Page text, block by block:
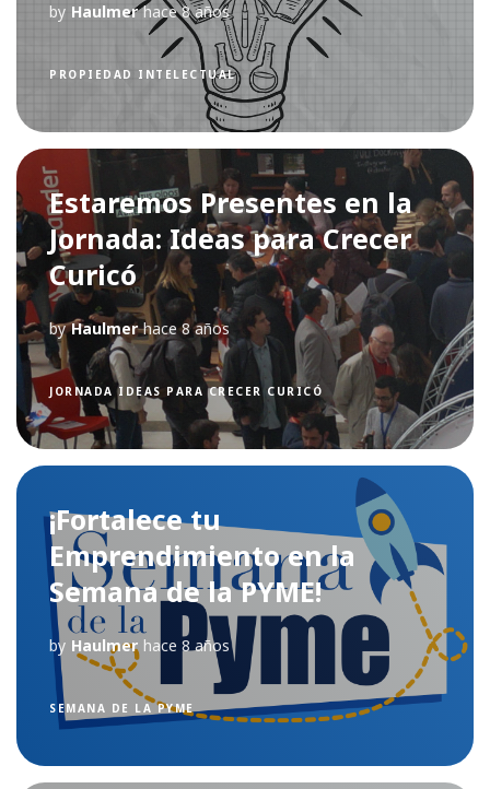
by Haulmer hace 8 años
PROPIEDAD INTELECTUAL
Estaremos Presentes en la
Jornada: Ideas para Crecer
Curicó
by Haulmer hace 8 años
JORNADA IDEAS PARA CRECER CURICÓ
¡Fortalece tu
Emprendimiento en la
Semana de la PYME!
by Haulmer hace 8 años
SEMANA DE LA PYME